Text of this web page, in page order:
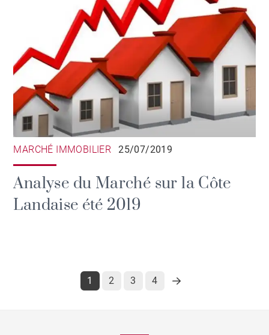
MARCHÉ IMMOBILIER 25/07/2019
Analyse du Marché sur la Côte
Landaise été 2019
1 2 3 4